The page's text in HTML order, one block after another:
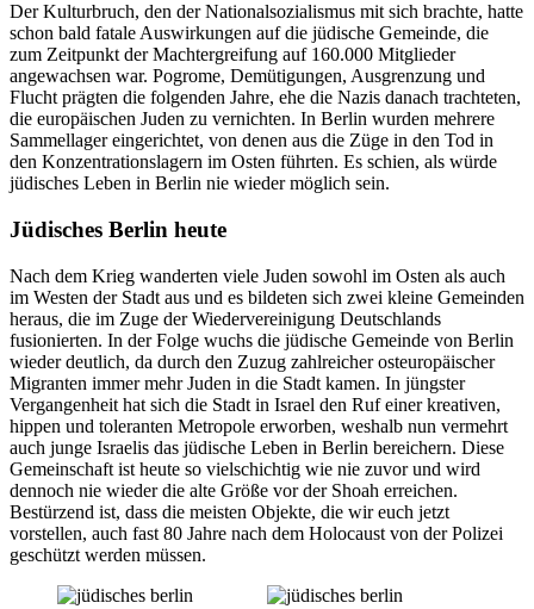
Der Kulturbruch, den der Nationalsozialismus mit sich brachte, hatte
schon bald fatale Auswirkungen auf die jüdische Gemeinde, die
zum Zeitpunkt der Machtergreifung auf 160.000 Mitglieder
angewachsen war. Pogrome, Demütigungen, Ausgrenzung und
Flucht prägten die folgenden Jahre, ehe die Nazis danach trachteten,
die europäischen Juden zu vernichten. In Berlin wurden mehrere
Sammellager eingerichtet, von denen aus die Züge in den Tod in
den Konzentrationslagern im Osten führten. Es schien, als würde
jüdisches Leben in Berlin nie wieder möglich sein.
Jüdisches Berlin heute
Nach dem Krieg wanderten viele Juden sowohl im Osten als auch
im Westen der Stadt aus und es bildeten sich zwei kleine Gemeinden
heraus, die im Zuge der Wiedervereinigung Deutschlands
fusionierten. In der Folge wuchs die jüdische Gemeinde von Berlin
wieder deutlich, da durch den Zuzug zahlreicher osteuropäischer
Migranten immer mehr Juden in die Stadt kamen. In jüngster
Vergangenheit hat sich die Stadt in Israel den Ruf einer kreativen,
hippen und toleranten Metropole erworben, weshalb nun vermehrt
auch junge Israelis das jüdische Leben in Berlin bereichern. Diese
Gemeinschaft ist heute so vielschichtig wie nie zuvor und wird
dennoch nie wieder die alte Größe vor der Shoah erreichen.
Bestürzend ist, dass die meisten Objekte, die wir euch jetzt
vorstellen, auch fast 80 Jahre nach dem Holocaust von der Polizei
geschützt werden müssen.